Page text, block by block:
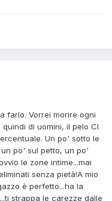
farlo. Vorrei morire ogni
di uomini, il pelo CI
Un po' sotto le
po' sul petto, un po'
le zone intime...mai
senza pietà!A mio
è perfetto...ha la
strappa le carezze dalle